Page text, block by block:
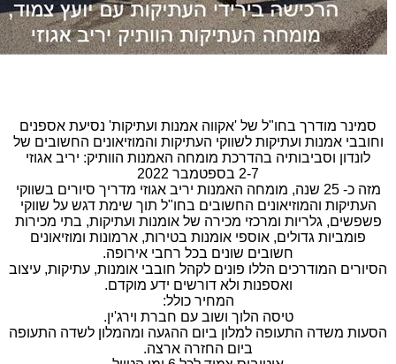
סמינר מודרך בחו"ל של 'אקווה אמנות ועתיקות' נסיעת אספנים
וחובבי אמנות ועתיקות לשווקי העתיקות והמוזיאונים החשובים של
לונדון וסביבותיה בהדרכת מומחה האמנות הוותיק: יריב אגוזי
2-7 בספטמבר 2022
מזה כ- 25 שנה, מומחה האמנות יריב אגוזי מדריך סיורים בשווקי
העתיקות והמוזיאונים החשובים בחו"ל תוך שימת דגש על שווקי
פשפשים, גלריות ומרכזי מכירה של אומנות ועתיקות, בתי מכירות
פומביות גדולים, אוספי אומנות בטירות, ארמונות ומוזיאונים
חשובים שונים בכל רחבי אירופה.
הסיורים המודרכים הללו פונים לקהל חובבי אומנות, עתיקות, עיצוב
ואספנות ולא דורשים ידע מוקדם.
המחיר כולל:
טיסה הלוך ושוב עם חברת וירג'ין.
הסעות משדה התעופה למלון ביום ההגעה ומהמלון לשדה התעופה
ביום החזרה ארצה.